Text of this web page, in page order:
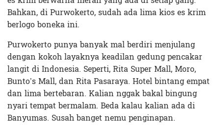
Bahkan, di Purwokerto, sudah ada lima kios es krim
berlogo boneka ini.
Purwokerto punya banyak mal berdiri menjulang
dengan kokoh layaknya keadilan gedung pencakar
langit di Indonesia. Seperti, Rita Super Mall, Moro,
Bunto’s Mall, dan Rita Pasaraya. Hotel bintang empat
dan lima bertebaran. Kalian nggak bakal bingung
nyari tempat bermalam. Beda kalau kalian ada di
Banyumas. Susah banget nemu penginapan.